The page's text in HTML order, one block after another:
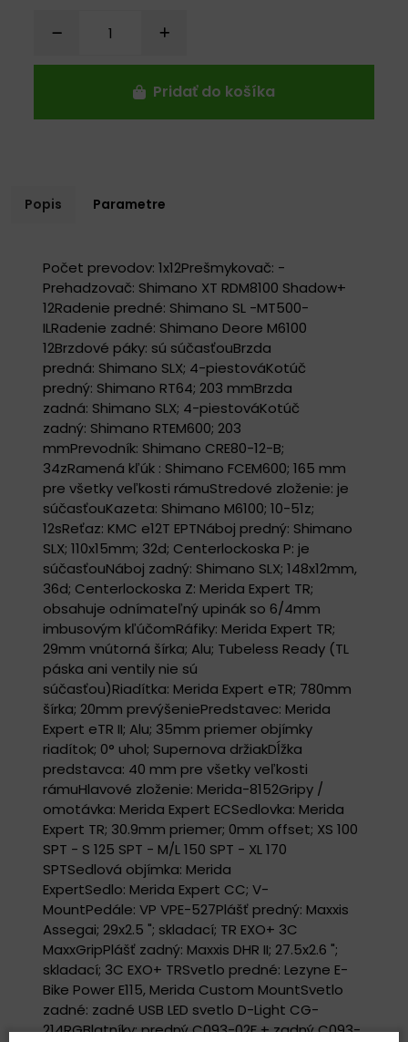
Pridať do košíka
Popis Parametre
Počet prevodov: 1x12Prešmykovač: -
Prehadzovač: Shimano XT RDM8100 Shadow+
12Radenie predné: Shimano SL -MT500-
ILRadenie zadné: Shimano Deore M6100
12Brzdové páky: sú súčasťouBrzda
predná: Shimano SLX; 4-piestováKotúč
predný: Shimano RT64; 203 mmBrzda
zadná: Shimano SLX; 4-piestováKotúč
zadný: Shimano RTEM600; 203
mmPrevodník: Shimano CRE80-12-B;
34zRamená kľúk : Shimano FCEM600; 165 mm
pre všetky veľkosti rámuStredové zloženie: je
súčasťouKazeta: Shimano M6100; 10-51z;
12sReťaz: KMC e12T EPTNáboj predný: Shimano
SLX; 110x15mm; 32d; Centerlockoska P: je
súčasťouNáboj zadný: Shimano SLX; 148x12mm,
36d; Centerlockoska Z: Merida Expert TR;
obsahuje odnímateľný upinák so 6/4mm
imbusovým kľúčomRáfiky: Merida Expert TR;
29mm vnútorná šírka; Alu; Tubeless Ready (TL
páska ani ventily nie sú
súčasťou)Riadítka: Merida Expert eTR; 780mm
šírka; 20mm prevýšeniePredstavec: Merida
Expert eTR II; Alu; 35mm priemer objímky
riadítok; 0° uhol; Supernova držiakDĺžka
predstavca: 40 mm pre všetky veľkosti
rámuHlavové zloženie: Merida-8152Gripy /
omotávka: Merida Expert ECSedlovka: Merida
Expert TR; 30.9mm priemer; 0mm offset; XS 100
SPT - S 125 SPT - M/L 150 SPT - XL 170
SPTSedlová objímka: Merida
ExpertSedlo: Merida Expert CC; V-
MountPedále: VP VPE-527Plášť predný: Maxxis
Assegai; 29x2.5 "; skladací; TR EXO+ 3C
MaxxGripPlášť zadný: Maxxis DHR II; 27.5x2.6 ";
skladací; 3C EXO+ TRSvetlo predné: Lezyne E-
Bike Power E115, Merida Custom MountSvetlo
zadné: zadné USB LED svetlo D-Light CG-
214RGBlatníky: predný C093-02F + zadný C093-